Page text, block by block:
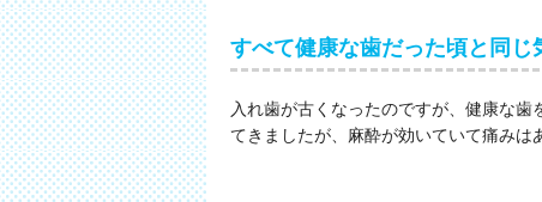
すべて健康な歯だった頃と同じ
入れ歯が古くなったのですが、健康な
てきましたが、麻酔が効いていて痛みは